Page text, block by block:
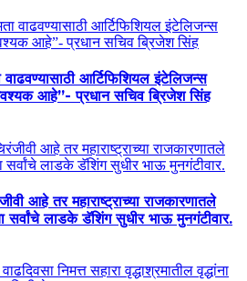
वाढवण्यासाठी आर्टिफिशियल इंटेलिजन्स
आहे”- प्रधान सचिव ब्रिजेश सिंह
आहे तर महाराष्ट्राच्या राजकारणातले
सर्वांचे लाडके डॅशिंग सुधीर भाऊ मुनगंटीवार.